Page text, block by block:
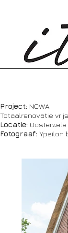
Project: NOWA
Totaalrenovatie
Locatie: Oosterzele
Fotograaf: Ypsilon